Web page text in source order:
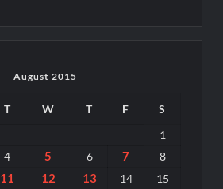
August 2015
T W T F
S
1
4 5 6 7
8
11 12 13 14
15